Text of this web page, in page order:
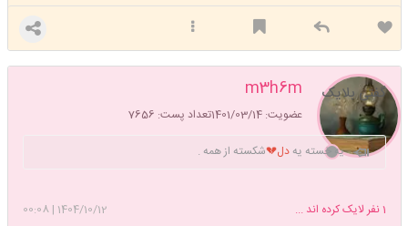
m3h6m
عضویت: 1401/03/14 تعداد پست: 7656
گفتی بلایک
یه خسته یهدل💔شکسته از همه .
1404/10/12
|
00:08 1نفر لایک کرده اند ...